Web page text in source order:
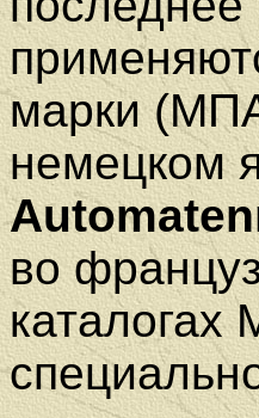
марки
немецком
во